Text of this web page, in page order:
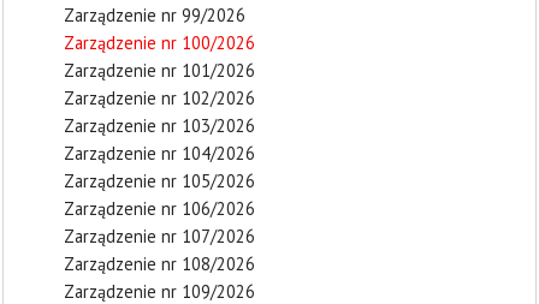
Zarządzenie nr 99/2026
Zarządzenie nr 100/2026
Zarządzenie nr 101/2026
Zarządzenie nr 102/2026
Zarządzenie nr 103/2026
Zarządzenie nr 104/2026
Zarządzenie nr 105/2026
Zarządzenie nr 106/2026
Zarządzenie nr 107/2026
Zarządzenie nr 108/2026
Zarządzenie nr 109/2026